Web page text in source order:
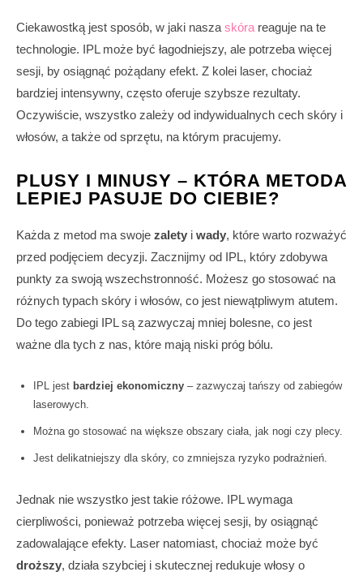
Ciekawostką jest sposób, w jaki nasza skóra reaguje na te
technologie. IPL może być łagodniejszy, ale potrzeba więcej
sesji, by osiągnąć pożądany efekt. Z kolei laser, chociaż
bardziej intensywny, często oferuje szybsze rezultaty.
Oczywiście, wszystko zależy od indywidualnych cech skóry i
włosów, a także od sprzętu, na którym pracujemy.
PLUSY I MINUSY – KTÓRA METODA
LEPIEJ PASUJE DO CIEBIE?
Każda z metod ma swoje zalety i wady, które warto rozważyć
przed podjęciem decyzji. Zacznijmy od IPL, który zdobywa
punkty za swoją wszechstronność. Możesz go stosować na
różnych typach skóry i włosów, co jest niewątpliwym atutem.
Do tego zabiegi IPL są zazwyczaj mniej bolesne, co jest
ważne dla tych z nas, które mają niski próg bólu.
IPL jest bardziej ekonomiczny – zazwyczaj tańszy od zabiegów
laserowych.
Można go stosować na większe obszary ciała, jak nogi czy plecy.
Jest delikatniejszy dla skóry, co zmniejsza ryzyko podrażnień.
Jednak nie wszystko jest takie różowe. IPL wymaga
cierpliwości, ponieważ potrzeba więcej sesji, by osiągnąć
zadowalające efekty. Laser natomiast, chociaż może być
droższy, działa szybciej i skutecznej redukuje włosy o